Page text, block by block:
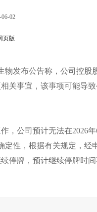
06-02
页版
物发布公告称，公司控股
关事宜，该事项可能导致
，公司预计无法在2026年
定性，根据有关规定，经
停牌，预计继续停牌时间